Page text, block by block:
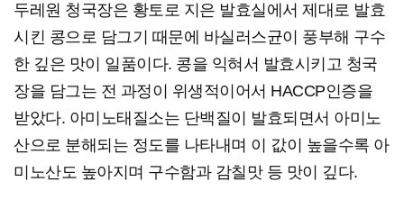
두레원 청국장은 황토로 지은 발효실에서 제대로 발효
시킨 콩으로 담그기 때문에 바실러스균이 풍부해 구수
한 깊은 맛이 일품이다. 콩을 익혀서 발효시키고 청국
장을 담그는 전 과정이 위생적이어서 HACCP인증을
받았다. 아미노태질소는 단백질이 발효되면서 아미노
산으로 분해되는 정도를 나타내며 이 값이 높을수록 아
미노산도 높아지며 구수함과 감칠맛 등 맛이 깊다.